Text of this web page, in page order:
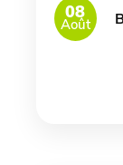
08
Août